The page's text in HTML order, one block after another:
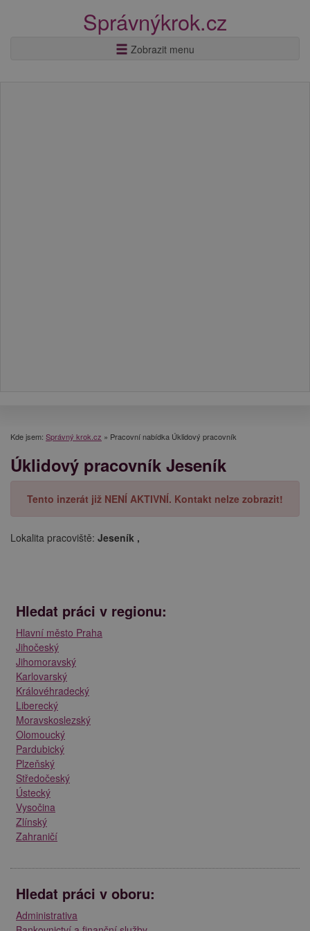
Správnýkrok.cz
Zobrazit menu
Kde jsem: Správný krok.cz » Pracovní nabídka Úklidový pracovník
Úklidový pracovník Jeseník
Tento inzerát již NENÍ AKTIVNÍ. Kontakt nelze zobrazit!
Lokalita pracoviště: Jeseník ,
Hledat práci v regionu:
Hlavní město Praha
Jihočeský
Jihomoravský
Karlovarský
Královéhradecký
Liberecký
Moravskoslezský
Olomoucký
Pardubický
Plzeňský
Středočeský
Ústecký
Vysočina
Zlínský
Zahraničí
Hledat práci v oboru:
Administrativa